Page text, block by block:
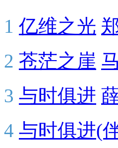
1 亿维之光
2 苍茫之崖
3 与时俱进
4 与时俱进(